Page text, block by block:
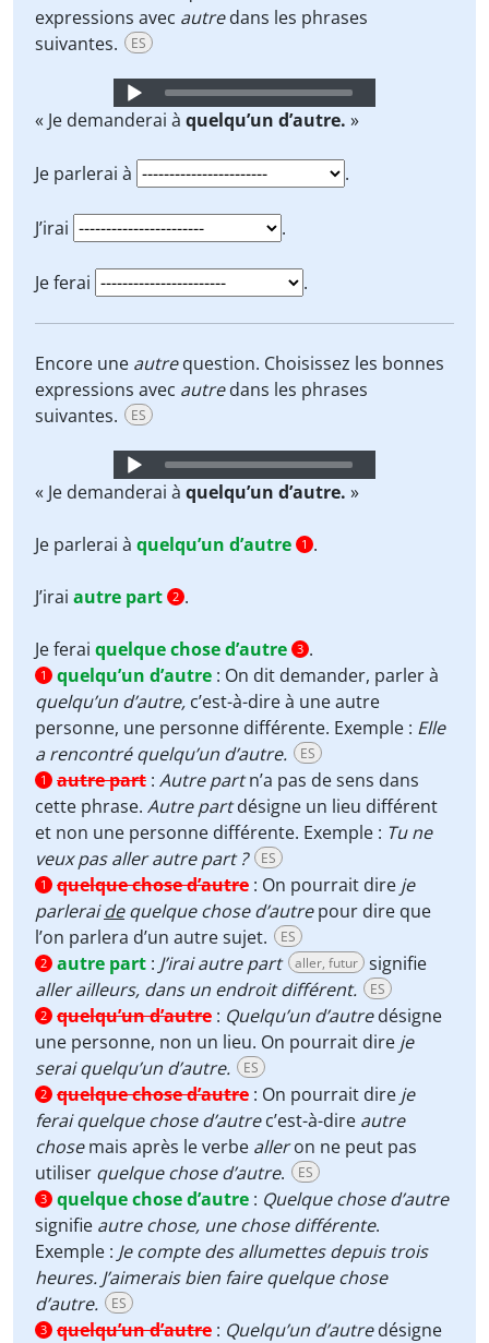
expressions avec autredans les phrases
suivantes.
ES
Audio
Player
« Je demanderai à quelqu’un d’autre. »
Je parlerai à .
J’irai .
Je ferai .
Encore une autrequestion. Choisissez les bonnes
expressions avec autredans les phrases
suivantes.
ES
Audio
Player
« Je demanderai à quelqu’un d’autre. »
Je parlerai à quelqu’un d’autre 1 .
J’irai autre part 2 .
Je ferai quelque chose d’autre 3 .
1 quelqu’un d’autre : On dit demander, parler à
quelqu’un d’autre, c’est-à-dire à une autre
personne, une personne différente. Exemple : Elle
a rencontré quelqu’un d’autre.
ES
1 autre part : Autre partn’a pas de sens dans
cette phrase. Autre partdésigne un lieu différent
et non une personne différente. Exemple : Tu ne
veux pas aller autre part ?
ES
1 quelque chose d’autre : On pourrait dire je
parleraidequelque chose d’autrepour dire que
l’on parlera d’un autre sujet.
ES
2 autre part : J’irai autre part aller, futur signifie
aller ailleurs, dans un endroit différent.
ES
2 quelqu’un d’autre : Quelqu’un d’autredésigne
une personne, non un lieu. On pourrait dire je
serai quelqu’un d’autre.
ES
2 quelque chose d’autre : On pourrait dire je
ferai quelque chose d’autrec’est-à-dire autre
chosemais après le verbe alleron ne peut pas
utiliser quelque chose d’autre. ES
3 quelque chose d’autre : Quelque chose d’autre
signifie autre chose, une chose différente.
Exemple : Je compte des allumettes depuis trois
heures. J’aimerais bien faire quelque chose
d’autre.
ES
3 quelqu’un d’autre : Quelqu’un d’autredésigne